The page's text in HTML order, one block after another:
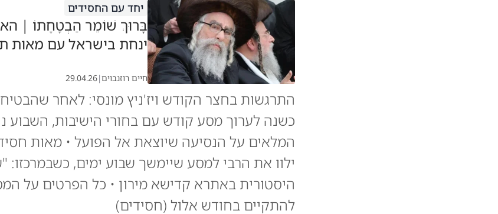
יחד עם החסידים
בָּרוּךְ שׁוֹמֵר הַבְטָחָתוֹ |
ינחת בישראל עם מאות
חיים רוזנבוים|
29.04.26
התרגשות בחצר הקודש ויז'ניץ מונסי: לאחר
כשנה לערוך מסע קודש עם בחורי הישיבות, השבוע
המלאים על הנסיעה שיוצאת אל הפועל • מאות
ילוו את הרבי למסע שיימשך שבוע ימים,
היסטורית באתרא קדישא מירון • כל הפרטים על
להתקיים בחודש אלול (חסידים)